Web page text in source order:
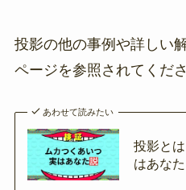
投影の他の事例や詳しい
ページを参照されてくださ
あわせて読みたい
投影と
はあな